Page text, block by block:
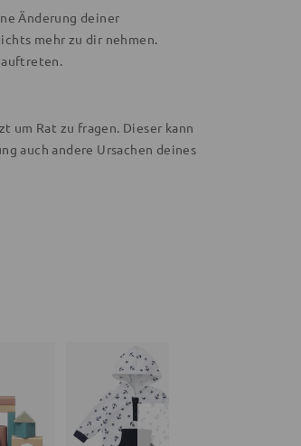
Änderung deiner
mehr zu dir nehmen.
auftreten.
um Rat zu fragen. Dieser kann
auch andere Ursachen deines